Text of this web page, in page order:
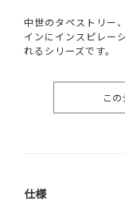
中世のタペストリー
インにインスピレー
れるシリーズです。
こ
仕様